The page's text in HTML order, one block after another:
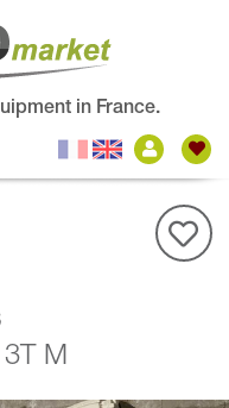
in France.
M